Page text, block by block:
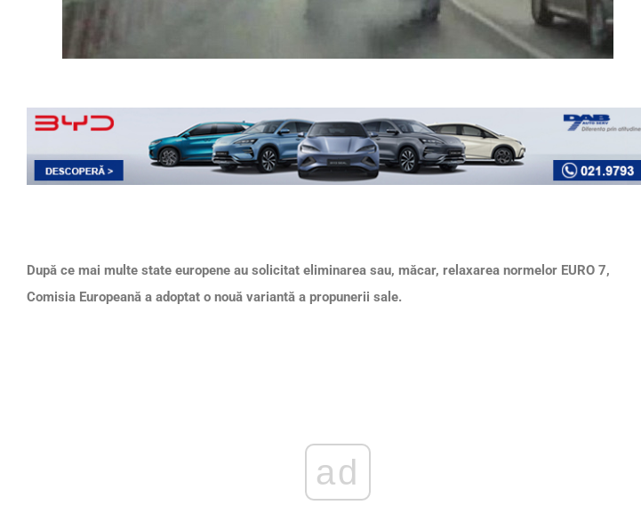
După ce mai multe state europene au solicitat eliminarea sau, măcar, relaxarea normelor EURO 7,
Comisia Europeană a adoptat o nouă variantă a propunerii sale.
ad